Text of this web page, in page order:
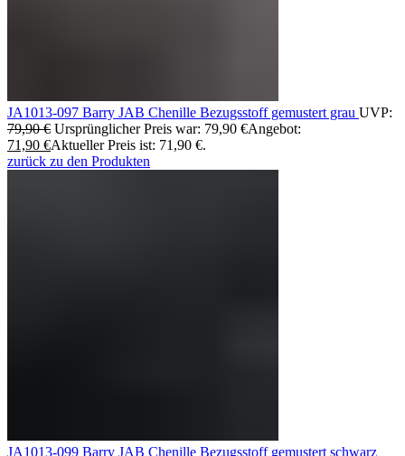
JA1013-097 Barry JAB Chenille Bezugsstoff gemustert grau UVP:
79,90€ Ursprünglicher Preis war: 79,90 €Angebot:
71,90 €Aktueller Preis ist: 71,90 €.
zurück zu den Produkten
JA1013-099 Barry JAB Chenille Bezugsstoff gemustert schwarz